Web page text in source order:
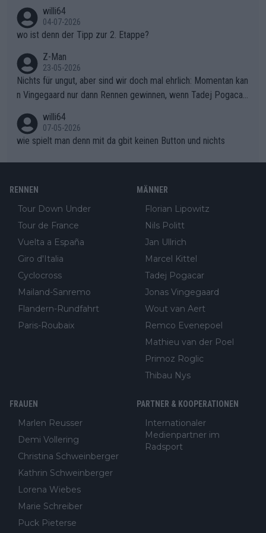
gibt. Diese Etappe wird sicher als der psychologische Wendep
unkt dieser Tour in die Geschichte eingehen. Wenn man bei so
einem harten Aufstieg einmal den Moment verpasst und der K
onkurrentin die "zweite Luft" schenkt, ist der Schaden am Ber
g kaum noch zu reparieren.Vor uns liegt nun das große Finale R
ichtung Nizza. Niewiadoma hat psychologisch Oberwasser, ab
er SD Worx und Vollering müssen jetzt All-In gehen. (gregman
n)
willi64
04-07-2026
wo ist denn der Tipp zur 2. Etappe?
Z-Man
23-05-2026
Nichts für ungut, aber sind wir doch mal ehrlich: Momentan kan
n Vingegaard nur dann Rennen gewinnen, wenn Tadej Pogacar
willi64
07-05-2026
wie spielt man denn mit da gbit keinen Button und nichts
RENNEN
Tour Down Under
Tour de France
Vuelta a España
Giro d'Italia
Cyclocross
Mailand-Sanremo
Flandern-Rundfahrt
Paris-Roubaix
MÄNNER
Florian Lipowitz
Nils Politt
Jan Ullrich
Marcel Kittel
Tadej Pogacar
Jonas Vingegaard
Wout van Aert
Remco Evenepoel
Mathieu van der Poel
Primoz Roglic
Thibau Nys
FRAUEN
Marlen Reusser
Demi Vollering
Christina Schweinberger
Kathrin Schweinberger
Lorena Wiebes
Marie Schreiber
Puck Pieterse
PARTNER & KOOPERATIONEN
Internationaler
Medienpartner im
Radsport